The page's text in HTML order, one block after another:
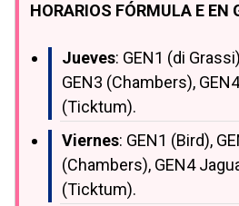
HORARIOS FÓRMULA E EN
Jueves: GEN1 (di
GEN3 (Chambers),
(Ticktum).
Viernes: GEN1 (Bird),
(Chambers), GEN4
(Ticktum).